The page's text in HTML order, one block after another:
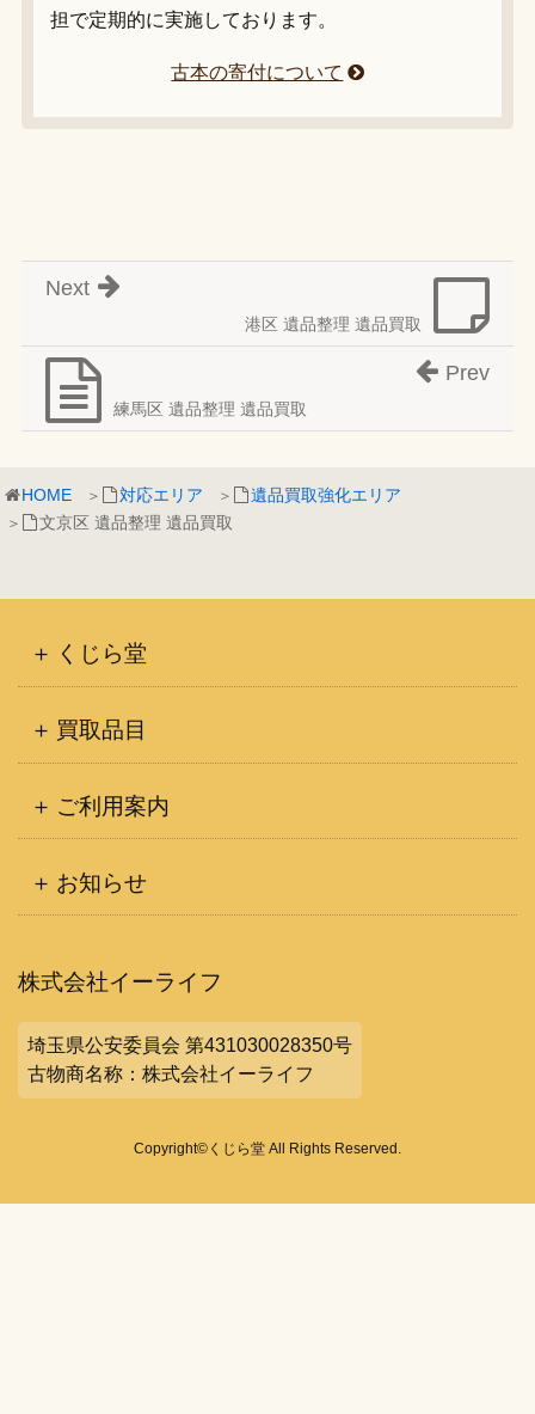
HOME 対応エリア
遺品買取強化エリア
文京区 遺品整理 遺品買取
担で定期的に実施しております。
古本の寄付について
港区 遺品整理 遺品買取
Next
練馬区 遺品整理 遺品買取
Prev
くじら堂
買取品目
ご利用案内
お知らせ
株式会社イーライフ
埼玉県公安委員会 第431030028350号
古物商名称：株式会社イーライフ
Copyright©くじら堂 All Rights Reserved.